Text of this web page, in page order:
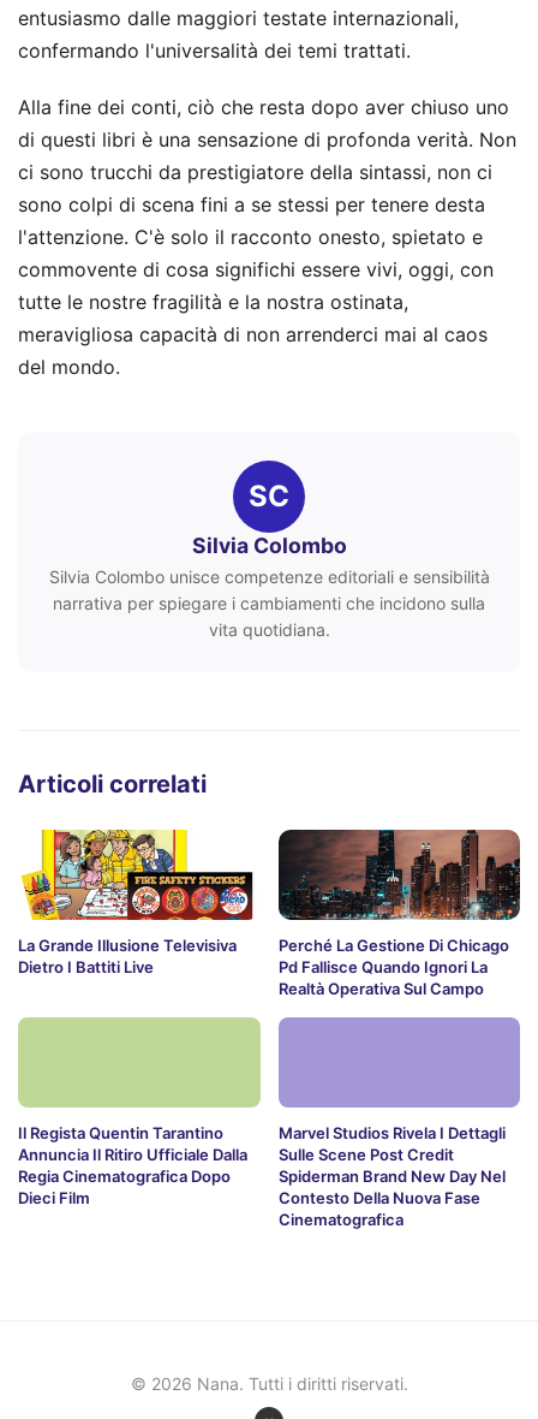
entusiasmo dalle maggiori testate internazionali,
confermando l'universalità dei temi trattati.
Alla fine dei conti, ciò che resta dopo aver chiuso uno
di questi libri è una sensazione di profonda verità. Non
ci sono trucchi da prestigiatore della sintassi, non ci
sono colpi di scena fini a se stessi per tenere desta
l'attenzione. C'è solo il racconto onesto, spietato e
commovente di cosa significhi essere vivi, oggi, con
tutte le nostre fragilità e la nostra ostinata,
meravigliosa capacità di non arrenderci mai al caos
del mondo.
SC
Silvia Colombo
Silvia Colombo unisce competenze editoriali e sensibilità
narrativa per spiegare i cambiamenti che incidono sulla
vita quotidiana.
Articoli correlati
La Grande Illusione Televisiva
Dietro I Battiti Live
Perché La Gestione Di Chicago
Pd Fallisce Quando Ignori La
Realtà Operativa Sul Campo
Il Regista Quentin Tarantino
Annuncia Il Ritiro Ufficiale Dalla
Regia Cinematografica Dopo
Dieci Film
Marvel Studios Rivela I Dettagli
Sulle Scene Post Credit
Spiderman Brand New Day Nel
Contesto Della Nuova Fase
Cinematografica
© 2026 Nana. Tutti i diritti riservati.